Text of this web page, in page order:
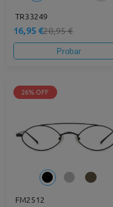
TR33249
16,95 €20,95 €
Probar
26% OFF
FM2512